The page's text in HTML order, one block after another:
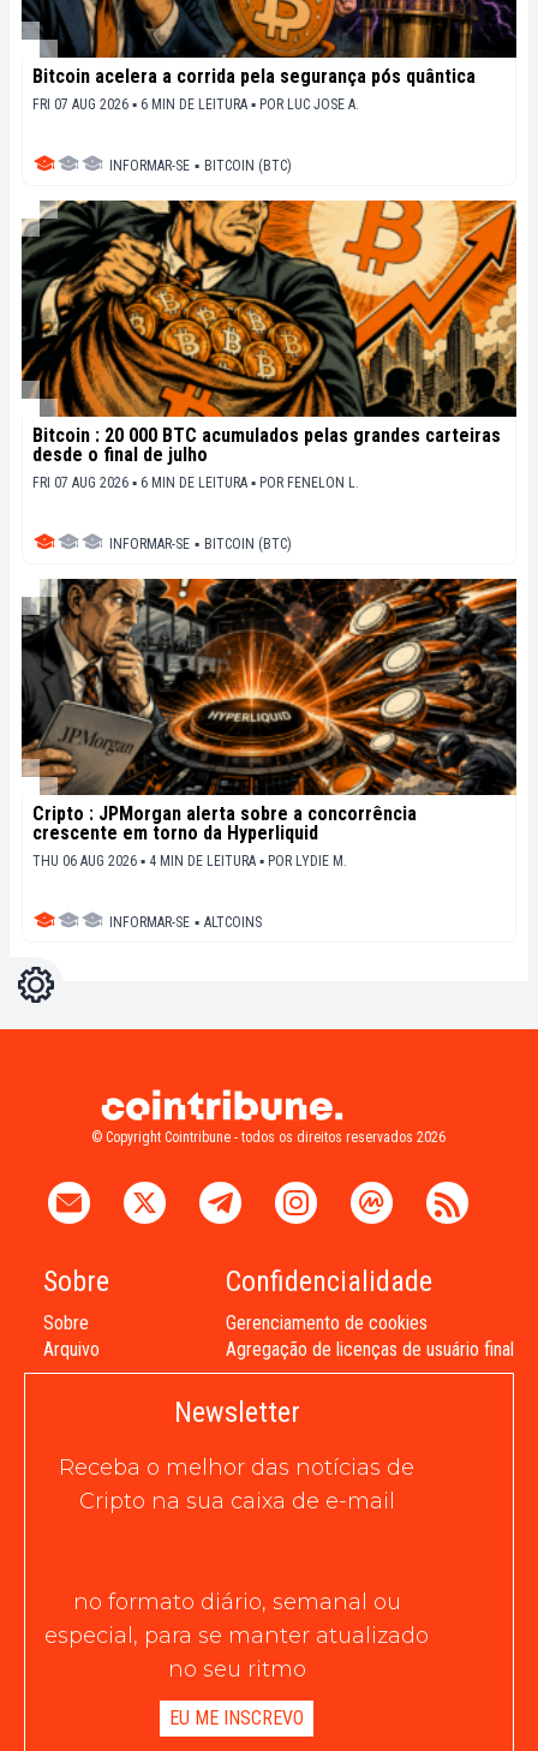
Bitcoin acelera a corrida pela segurança pós quântica
FRI 07 AUG 2026 ▪ 6 MIN DE LEITURA ▪ POR LUC JOSE A.
INFORMAR-SE ▪ BITCOIN (BTC)
Bitcoin : 20 000 BTC acumulados pelas grandes carteiras
desde o final de julho
FRI 07 AUG 2026 ▪ 6 MIN DE LEITURA ▪ POR FENELON L.
INFORMAR-SE ▪ BITCOIN (BTC)
Cripto : JPMorgan alerta sobre a concorrência
crescente em torno da Hyperliquid
THU 06 AUG 2026 ▪ 4 MIN DE LEITURA ▪ POR LYDIE M.
INFORMAR-SE ▪ ALTCOINS
Configurações
© Copyright Cointribune - todos os direitos reservados 2026
Sobre
Sobre
Arquivo
Confidencialidade
Gerenciamento de cookies
Agregação de licenças de usuário final
Newsletter
Receba o melhor das notícias de
Cripto na sua caixa de e-mail
no formato diário, semanal ou
especial, para se manter atualizado
no seu ritmo
EU ME INSCREVO